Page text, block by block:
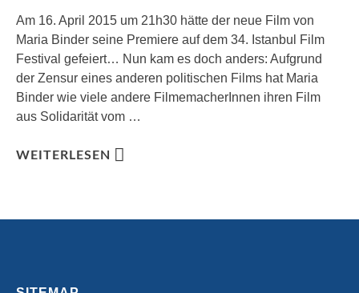
Am 16. April 2015 um 21h30 hätte der neue Film von
Maria Binder seine Premiere auf dem 34. Istanbul Film
Festival gefeiert… Nun kam es doch anders: Aufgrund
der Zensur eines anderen politischen Films hat Maria
Binder wie viele andere FilmemacherInnen ihren Film
aus Solidarität vom …
WEITERLESEN